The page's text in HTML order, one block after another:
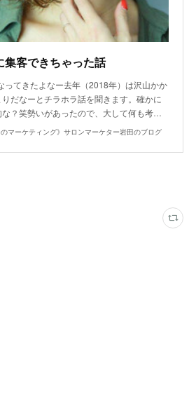
客できちゃった話
ってきたよなー去年（2018年）は沢山かか
だなーとチラホラ話を聞きます。確かに
？笑勢いがあったので、大して何も考…
マーケティング》サロンマーケター岩田のブログ